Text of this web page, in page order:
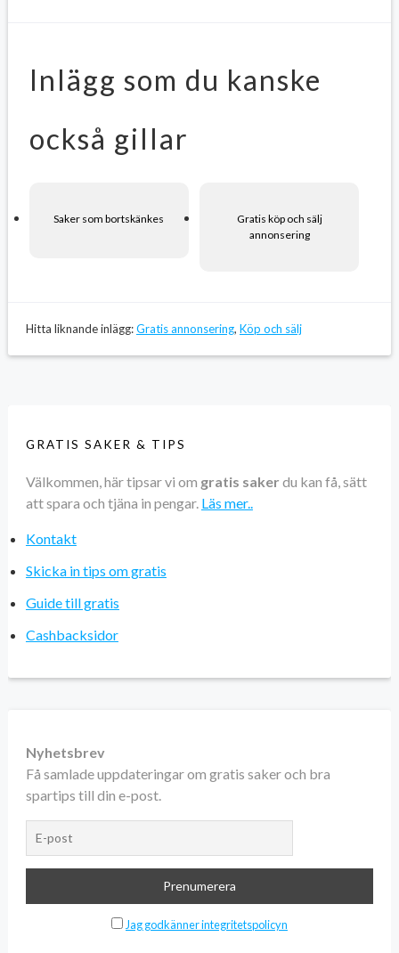
Inlägg som du kanske
också gillar
Saker som bortskänkes
Gratis köp och sälj
annonsering
Hitta liknande inlägg:Gratis annonsering, Köp och sälj
GRATIS SAKER & TIPS
Välkommen, här tipsar vi om gratis saker du kan få, sätt
att spara och tjäna in pengar. Läs mer..
Kontakt
Skicka in tips om gratis
Guide till gratis
Cashbacksidor
Nyhetsbrev
Få samlade uppdateringar om gratis saker och bra
spartips till din e-post.
Jag godkänner integritetspolicyn